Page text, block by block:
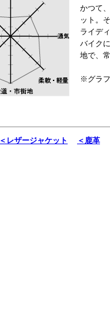
かつて
ット。
ライデ
バイク
地で、
※グラ
＜レザージャケット ＜鹿革